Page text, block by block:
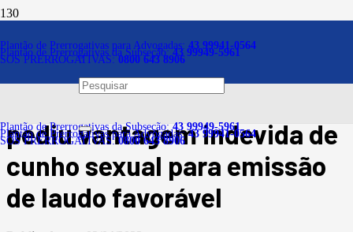
Plantão de Prerrogativas para Advogadas: 43 99941-0564
Plantão de Prerrogativas da Subseção:43 99949-5961
SOS PRERROGATIVAS:0800 643 8906
Plantão de Prerrogativas da Subseção:43 99949-5961
Plantão de Prerrogativas para Advogadas:43 99941-0564
SOS PRERROGATIVAS:0800 643 8906
Mantida condenação de
médico perito do INSS que
pediu vantagem indevida de
cunho sexual para emissão
de laudo favorável